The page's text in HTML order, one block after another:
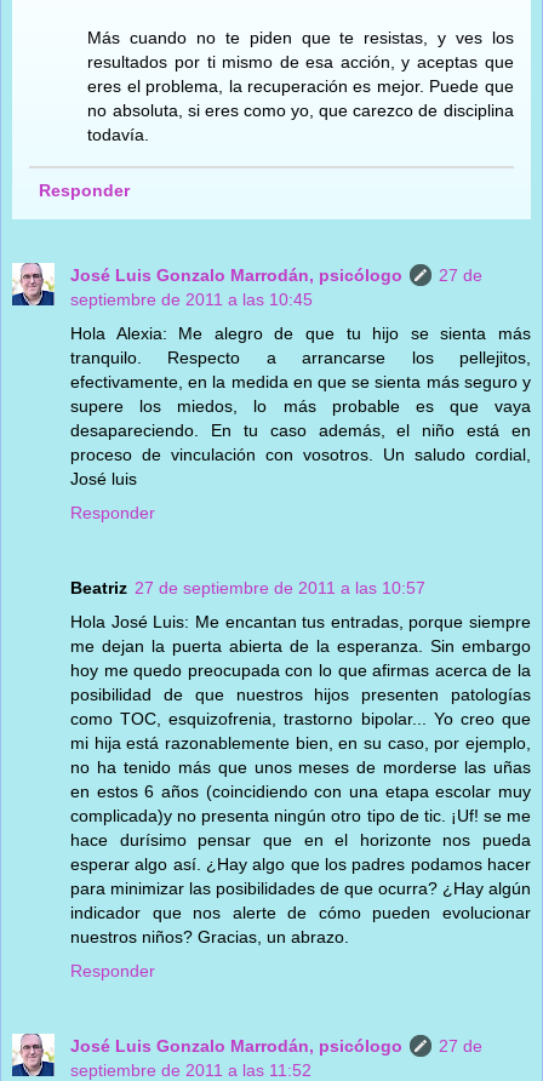
Más cuando no te piden que te resistas, y ves los
resultados por ti mismo de esa acción, y aceptas que
eres el problema, la recuperación es mejor. Puede que
no absoluta, si eres como yo, que carezco de disciplina
todavía.
Responder
José Luis Gonzalo Marrodán, psicólogo
27 de
septiembre de 2011 a las 10:45
Hola Alexia: Me alegro de que tu hijo se sienta más
tranquilo. Respecto a arrancarse los pellejitos,
efectivamente, en la medida en que se sienta más seguro y
supere los miedos, lo más probable es que vaya
desapareciendo. En tu caso además, el niño está en
proceso de vinculación con vosotros. Un saludo cordial,
José luis
Responder
Beatriz 27 de septiembre de 2011 a las 10:57
Hola José Luis: Me encantan tus entradas, porque siempre
me dejan la puerta abierta de la esperanza. Sin embargo
hoy me quedo preocupada con lo que afirmas acerca de la
posibilidad de que nuestros hijos presenten patologías
como TOC, esquizofrenia, trastorno bipolar... Yo creo que
mi hija está razonablemente bien, en su caso, por ejemplo,
no ha tenido más que unos meses de morderse las uñas
en estos 6 años (coincidiendo con una etapa escolar muy
complicada)y no presenta ningún otro tipo de tic. ¡Uf! se me
hace durísimo pensar que en el horizonte nos pueda
esperar algo así. ¿Hay algo que los padres podamos hacer
para minimizar las posibilidades de que ocurra? ¿Hay algún
indicador que nos alerte de cómo pueden evolucionar
nuestros niños? Gracias, un abrazo.
Responder
José Luis Gonzalo Marrodán, psicólogo
27 de
septiembre de 2011 a las 11:52